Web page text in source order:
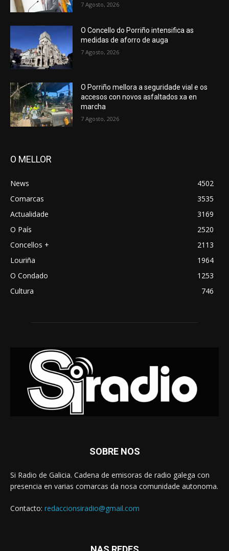
7 Agosto, 2026
O Concello do Porriño intensifica as
medidas de aforro de auga
7 Agosto, 2026
O Porriño mellora a seguridade vial e os
accesos con novos asfaltados xa en
marcha
7 Agosto, 2026
O MELLOR
News
4502
Comarcas
3535
Actualidade
3169
O País
2520
Concellos +
2113
Louriña
1964
O Condado
1253
Cultura
746
SOBRE NOS
Si Radio de Galicia. Cadena de emisoras de radio galega con
presencia en varias comarcas da nosa comunidade autonoma.
Contacto: redaccionsiradio@gmail.com